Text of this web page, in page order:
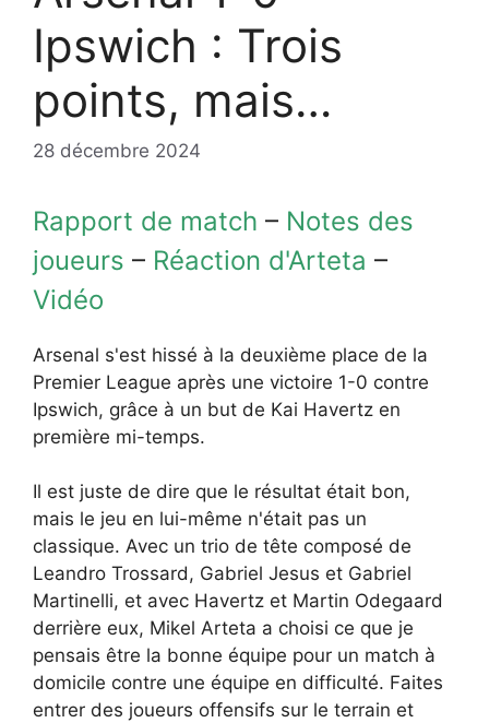
Ipswich : Trois
points, mais…
28 décembre 2024
Rapport de match – Notes des
joueurs – Réaction d'Arteta –
Vidéo
Arsenal s'est hissé à la deuxième place de la
Premier League après une victoire 1-0 contre
Ipswich, grâce à un but de Kai Havertz en
première mi-temps.
Il est juste de dire que le résultat était bon,
mais le jeu en lui-même n'était pas un
classique. Avec un trio de tête composé de
Leandro Trossard, Gabriel Jesus et Gabriel
Martinelli, et avec Havertz et Martin Odegaard
derrière eux, Mikel Arteta a choisi ce que je
pensais être la bonne équipe pour un match à
domicile contre une équipe en difficulté. Faites
entrer des joueurs offensifs sur le terrain et